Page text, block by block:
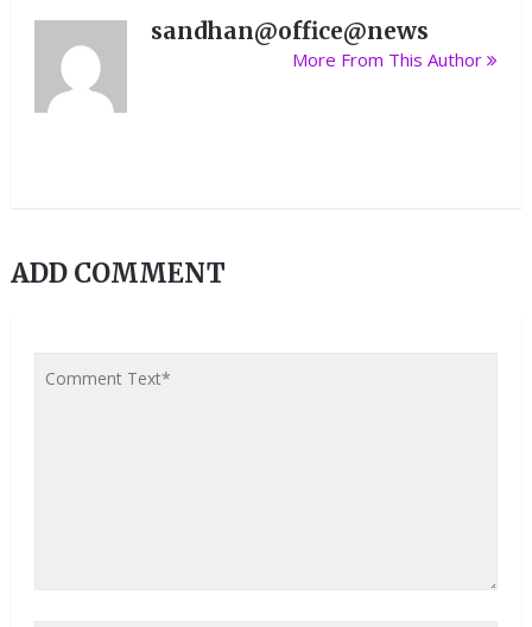
sandhan@office@news
More From This Author
ADD COMMENT